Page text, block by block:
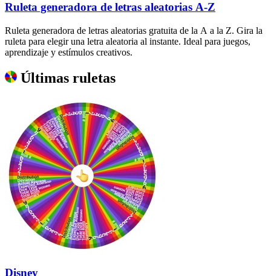
Ruleta generadora de letras aleatorias A-Z
Ruleta generadora de letras aleatorias gratuita de la A a la Z. Gira la
ruleta para elegir una letra aleatoria al instante. Ideal para juegos,
aprendizaje y estímulos creativos.
Últimas ruletas
Disney